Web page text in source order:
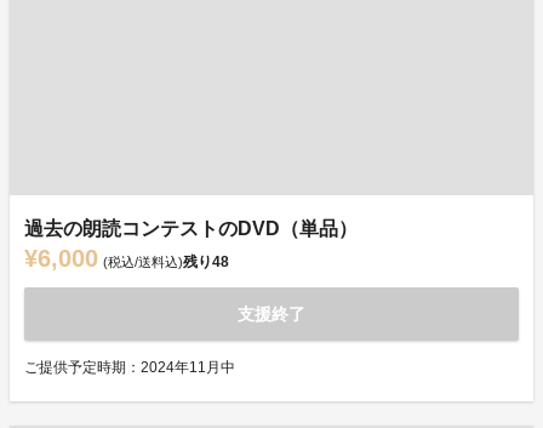
過去の朗読コンテストのDVD（単品）
¥6,000 (税込/送料込)残り48
支援終了
ご提供予定時期：2024年11月中